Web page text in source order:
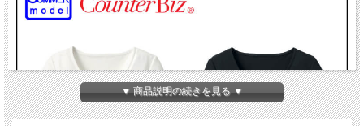
▼ 商品説明の続きを見る ▼